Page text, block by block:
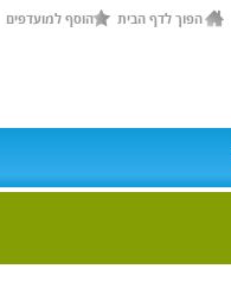
הפוך לדף הבית הוסף למועדפים